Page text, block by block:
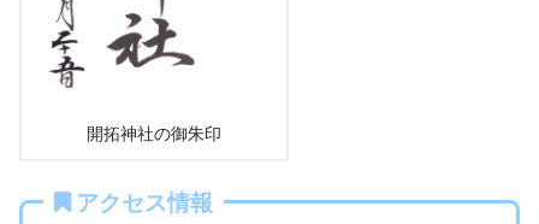
開拓神社の御朱印
アクセス情報